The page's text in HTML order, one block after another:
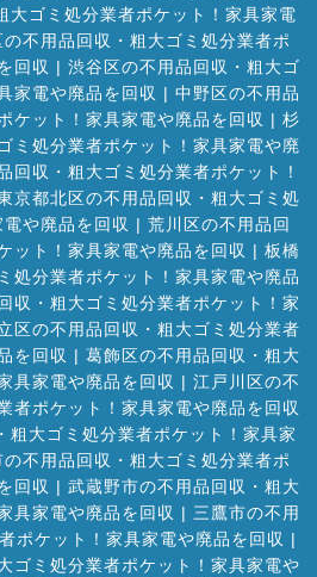
大ゴミ処分業者ポケット！家具家電
不用品回収・粗大ゴミ処分業者ポ
回収 | 渋谷区の不用品回収・粗大ゴ
家電や廃品を回収 | 中野区の不用品
ケット！家具家電や廃品を回収 | 杉
ミ処分業者ポケット！家具家電や廃
回収・粗大ゴミ処分業者ポケット！
京都北区の不用品回収・粗大ゴミ処
や廃品を回収 | 荒川区の不用品回
ット！家具家電や廃品を回収 | 板橋
処分業者ポケット！家具家電や廃品
収・粗大ゴミ処分業者ポケット！家
区の不用品回収・粗大ゴミ処分業者
を回収 | 葛飾区の不用品回収・粗大
具家電や廃品を回収 | 江戸川区の不
者ポケット！家具家電や廃品を回収
粗大ゴミ処分業者ポケット！家具家
の不用品回収・粗大ゴミ処分業者ポ
回収 | 武蔵野市の不用品回収・粗大
具家電や廃品を回収 | 三鷹市の不用
ポケット！家具家電や廃品を回収 |
ゴミ処分業者ポケット！家具家電や